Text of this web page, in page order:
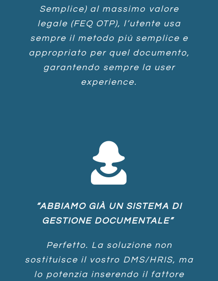
Semplice) al massimo valore
legale (FEQ OTP), l’utente usa
sempre il metodo più semplice e
appropriato per quel documento,
garantendo sempre la user
experience.
“ABBIAMO GIÀ UN SISTEMA DI
GESTIONE DOCUMENTALE”
Perfetto. La soluzione non
sostituisce il vostro DMS/HRIS, ma
lo potenzia inserendo il fattore